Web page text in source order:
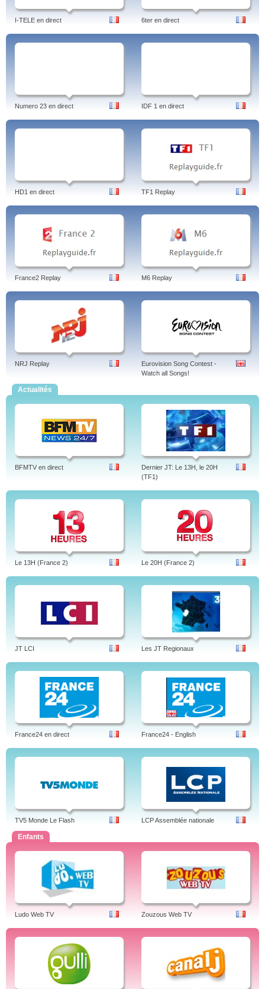
I-TELE en direct 6ter en direct
Numero 23 en direct IDF 1 en direct
HD1 en direct TF1 Replay
France2 Replay M6 Replay
NRJ Replay
Eurovision Song Contest -
Watch all Songs!
Actualités
BFMTV en direct
Dernier JT: Le 13H, le 20H
(TF1)
Le 13H (France 2) Le 20H (France 2)
JT LCI Les JT Regionaux
France24 en direct France24 - English
TV5 Monde Le Flash LCP Assemblée nationale
Enfants
Ludo Web TV Zouzous Web TV